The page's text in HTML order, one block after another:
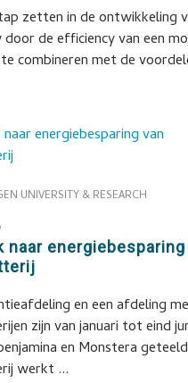
zetten in de ontwikkeling
de efficiency van een
combineren met de
UNIVERSITY & RESEARCH
naar energiebesparing
en een afdeling
zijn van januari tot eind
en Monstera
werkt ...